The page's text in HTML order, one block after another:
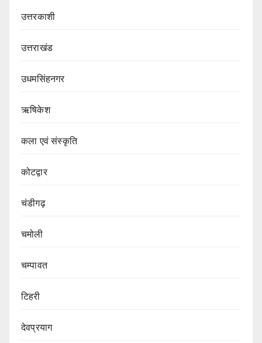
उत्तरकाशी
उत्तराखंड
उधमसिंहनगर
ऋषिकेश
कला एवं संस्कृति
कोटद्वार
चंडीगढ़
चमोली
चम्पावत
टिहरी
देवप्रयाग